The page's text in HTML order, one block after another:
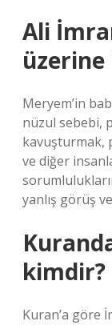
Ali
Meryem’in
nüzul sebebi,
kavuşturmak,
ve diğer
yanlış görüş
kimdir?
Kuran’a göre